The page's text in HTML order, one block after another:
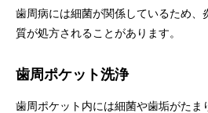
歯周病には細菌が関係しているため、
質が処方されることがあります。
歯周ポケット洗浄
歯周ポケット内には細菌や歯垢がたま